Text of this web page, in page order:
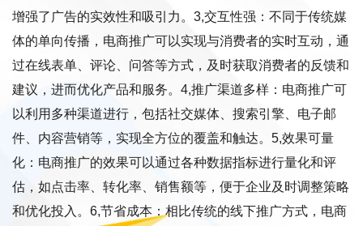
增强了广告的实效性和吸引力。3,交互性强：不同于传统媒
体的单向传播，电商推广可以实现与消费者的实时互动，通
过在线表单、评论、问答等方式，及时获取消费者的反馈和
建议，进而优化产品和服务。4,推广渠道多样：电商推广可
以利用多种渠道进行，包括社交媒体、搜索引擎、电子邮
件、内容营销等，实现全方位的覆盖和触达。5,效果可量
化：电商推广的效果可以通过各种数据指标进行量化和评
估，如点击率、转化率、销售额等，便于企业及时调整策略
和优化投入。6,节省成本：相比传统的线下推广方式，电商